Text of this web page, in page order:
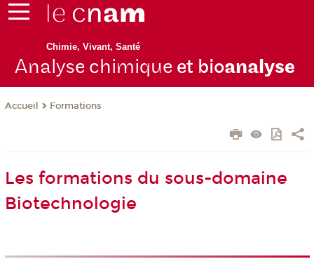
Chimie, Vivant, Santé
Analyse chimique et bioanalyse
Accueil Formations
Les formations du sous-domaine
Biotechnologie